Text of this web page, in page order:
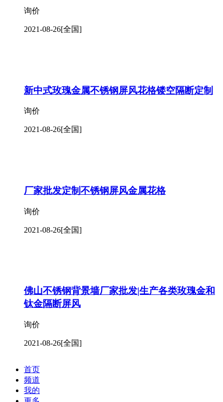
询价
2021-08-26[全国]
新中式玫瑰金属不锈钢屏风花格镂空隔断定制
询价
2021-08-26[全国]
厂家批发定制不锈钢屏风金属花格
询价
2021-08-26[全国]
佛山不锈钢背景墙厂家批发|生产各类玫瑰金和
钛金隔断屏风
询价
2021-08-26[全国]
首页
频道
我的